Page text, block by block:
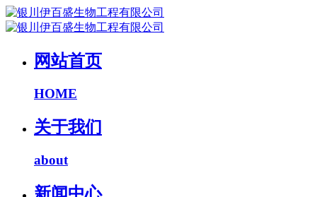
网站首页
HOME
关于我们
about
新闻中心